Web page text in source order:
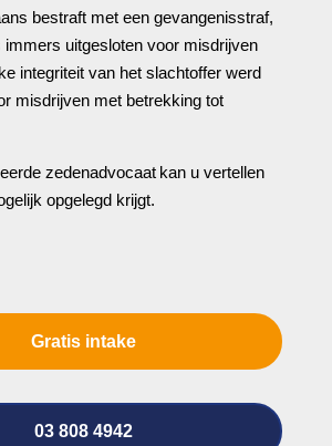
bestraft met een gevangenisstraf,
uitgesloten voor misdrijven
integriteit van het slachtoffer werd
misdrijven met betrekking tot
zedenadvocaat kan u vertellen
opgelegd krijgt.
Gratis intake
03 808 4942